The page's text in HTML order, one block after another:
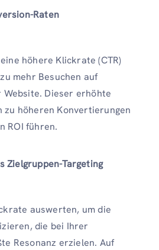
Raten
höhere Klickrate (CTR)
mehr Besuchen auf
Website. Dieser erhöhte
höheren Konvertierungen
ROI führen.
Zielgruppen-Targeting
auswerten, um die
die bei Ihrer
Resonanz erzielen. Auf